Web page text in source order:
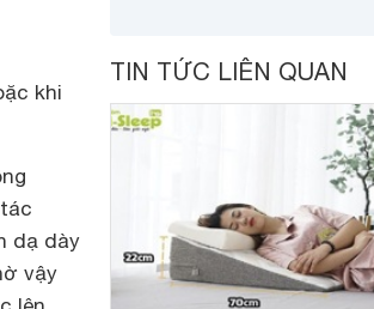
khi
dạ dày
vậy
TIN TỨC LIÊN QUAN